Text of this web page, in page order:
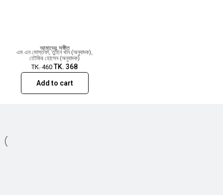
আমাদের সঙ্গীত
এম এন মোস্তফা,তুহিন খান (অনুবাদক),
তৌকির হোসেন (অনুবাদক)
TK.460 TK. 368
Add to cart